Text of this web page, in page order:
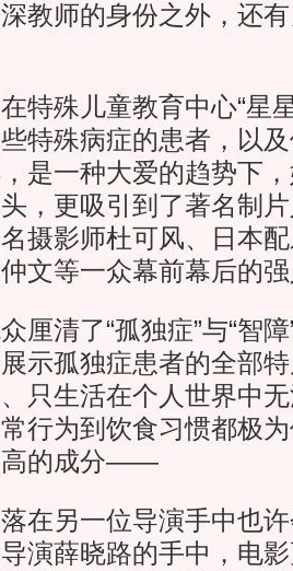
教师的身份之外，还
殊儿童教育中心“星
特殊病症的患者，以
是一种大爱的趋势下
，更吸引到了著名制
摄影师杜可风、日本
文等一众幕前幕后的
清了“孤独症”与“智障
示孤独症患者的全部
只生活在个人世界中
行为到饮食习惯都极
高的成分——
另一位导演手中也许
演薛晓路的手中，电